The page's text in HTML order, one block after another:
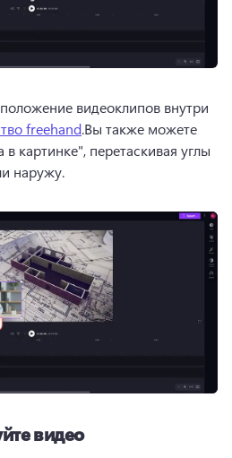
видеоклипов внутри
freehand.Вы также можете
в картинке", перетаскивая углы
наружу.
видео